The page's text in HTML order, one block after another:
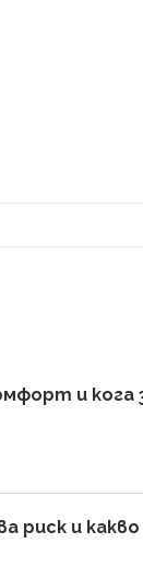
и
риск и